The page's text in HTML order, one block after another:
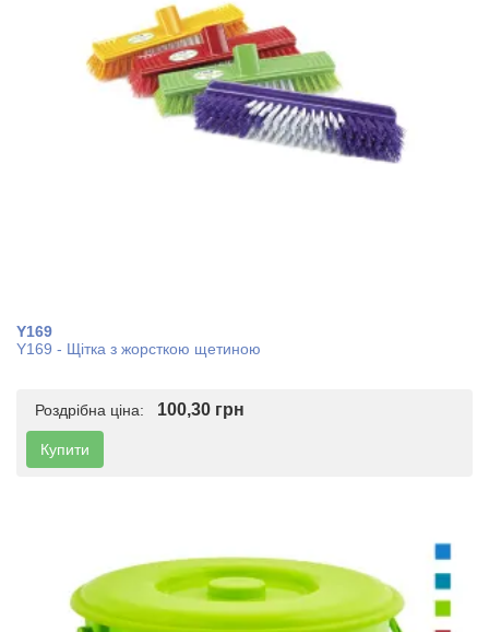
Y169
Y169 - Щітка з жорсткою щетиною
Роздрібна ціна: 100,30 грн
Купити